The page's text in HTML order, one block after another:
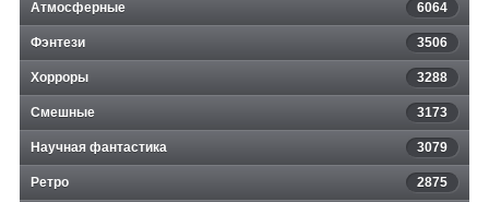
Атмосферные 6064
Фэнтези 3506
Хорроры 3288
Смешные 3173
Научная фантастика 3079
Ретро 2875